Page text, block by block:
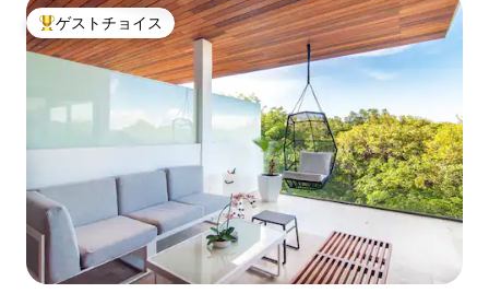
大好評のゲストチョイスです。
ゲストチョイス